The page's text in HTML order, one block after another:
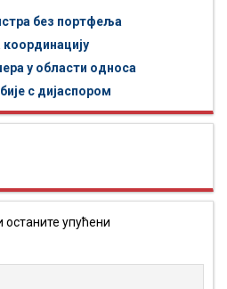
без портфеља
у области односа
с дијаспором
останите упућени